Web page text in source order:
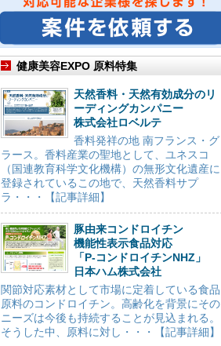
健康美容EXPO 原料特集
天然香料・天然有効成分のリ
ーディングカンパニー
株式会社ロベルテ
香料発祥の地 南フランス・グ
ラース。香料産業の聖地として、ユネスコ
（国連教育科学文化機構）の無形文化遺産に
登録されているこの地で、天然香料サプ
ラ・・・【記事詳細】
豚由来コンドロイチン
機能性表示食品対応
「P-コンドロイチンNHZ」
日本ハム株式会社
関節対応素材として市場に定着している食品
原料のコンドロイチン。高齢化を背景にその
ニーズは今後も持続することが見込まれる。
そうした中、原料に対し・・・【記事詳細】